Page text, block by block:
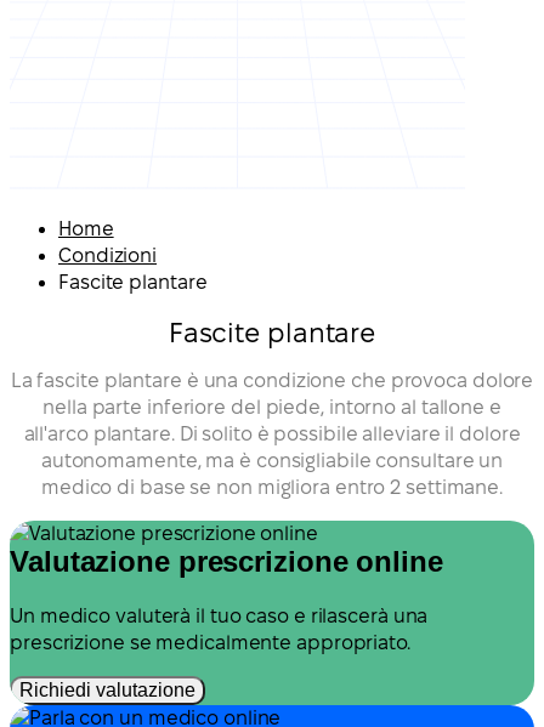
Home
Condizioni
Fascite plantare
Fascite plantare
La fascite plantare è una condizione che provoca dolore
nella parte inferiore del piede, intorno al tallone e
all'arco plantare. Di solito è possibile alleviare il dolore
autonomamente, ma è consigliabile consultare un
medico di base se non migliora entro 2 settimane.
Valutazione prescrizione online
Un medico valuterà il tuo caso e rilascerà una
prescrizione se medicalmente appropriato.
Richiedi valutazione